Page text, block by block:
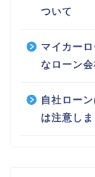
ついて
マイカー
なローン会
自社ロー
は注意しま